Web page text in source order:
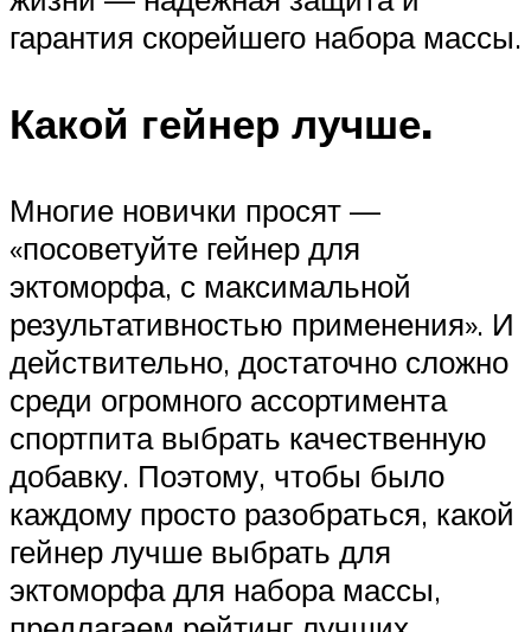
гарантия скорейшего набора массы.
Какой гейнер лучше.
Многие новички просят —
«посоветуйте гейнер для
эктоморфа, с максимальной
результативностью применения». И
действительно, достаточно сложно
среди огромного ассортимента
спортпита выбрать качественную
добавку. Поэтому, чтобы было
каждому просто разобраться, какой
гейнер лучше выбрать для
эктоморфа для набора массы,